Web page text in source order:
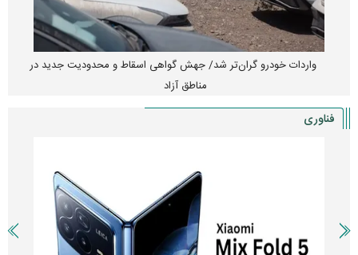
واردات خودرو گران‌تر شد/ جهش گواهی اسقاط و محدودیت جدید در
مناطق آزاد
فناوری